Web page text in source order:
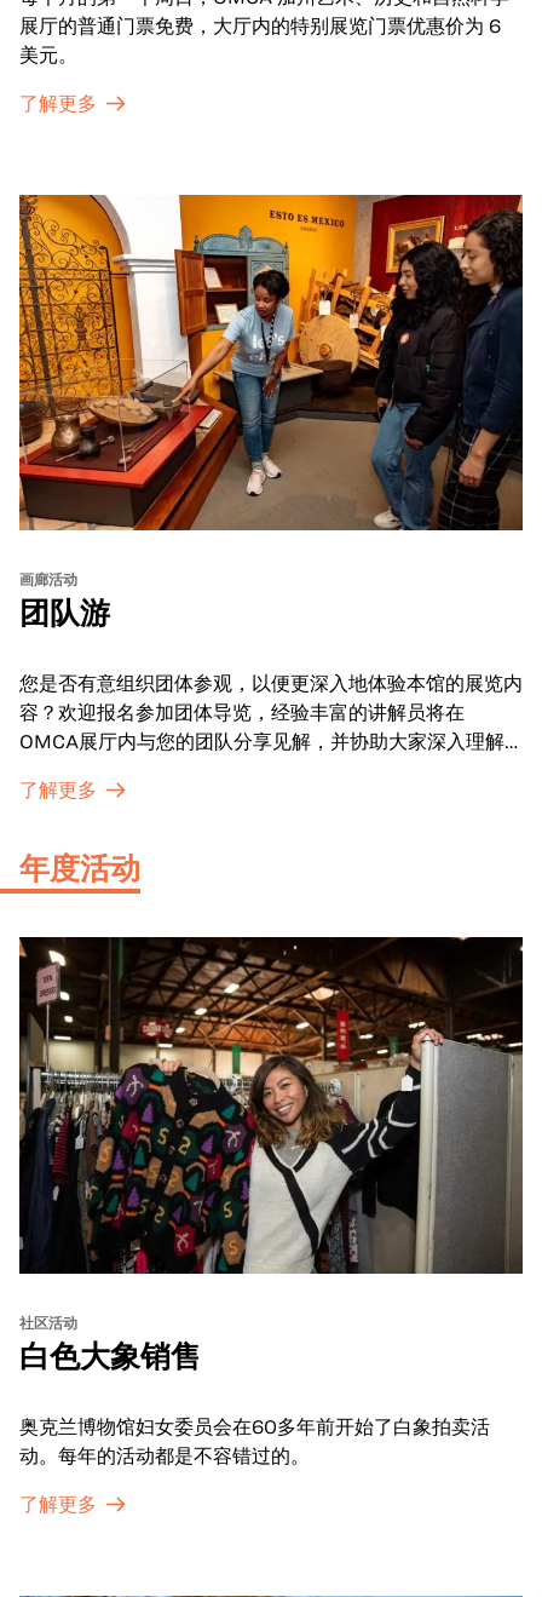
展厅的普通门票免费，大厅内的特别展览门票优惠价为 6
美元。
了解更多
画廊活动
团队游
您是否有意组织团体参观，以便更深入地体验本馆的展览内
容？欢迎报名参加团体导览，经验丰富的讲解员将在
OMCA展厅内与您的团队分享见解，并协助大家深入理解
了解更多
年度活动
社区活动
白色大象销售
奥克兰博物馆妇女委员会在60多年前开始了白象拍卖活
动。每年的活动都是不容错过的。
了解更多